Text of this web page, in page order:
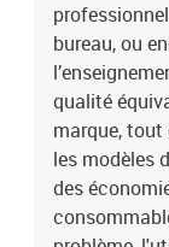
bureau, ou
qualité
marque,
les modèles
des